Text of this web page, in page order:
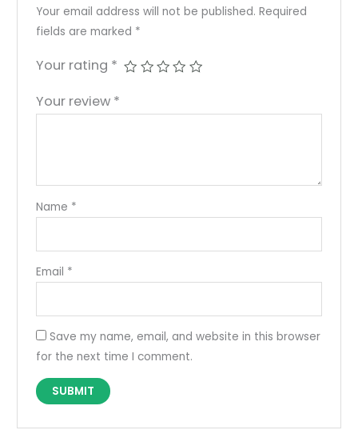
Your email address will not be published. Required
fields are marked *
Your rating *
Your review *
Name *
Email *
Save my name, email, and website in this browser
for the next time I comment.